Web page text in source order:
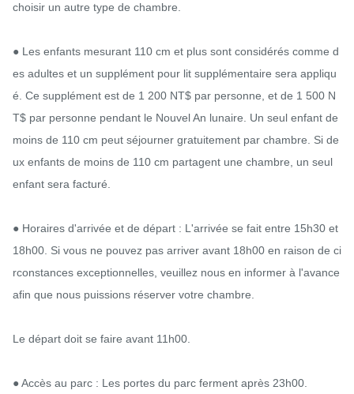
choisir un autre type de chambre.
● Les enfants mesurant 110 cm et plus sont considérés comme d
es adultes et un supplément pour lit supplémentaire sera appliqu
é. Ce supplément est de 1 200 NT$ par personne, et de 1 500 N
T$ par personne pendant le Nouvel An lunaire. Un seul enfant de
moins de 110 cm peut séjourner gratuitement par chambre. Si de
ux enfants de moins de 110 cm partagent une chambre, un seul
enfant sera facturé.
● Horaires d'arrivée et de départ : L'arrivée se fait entre 15h30 et
18h00. Si vous ne pouvez pas arriver avant 18h00 en raison de ci
rconstances exceptionnelles, veuillez nous en informer à l'avance
afin que nous puissions réserver votre chambre.
Le départ doit se faire avant 11h00.
● Accès au parc : Les portes du parc ferment après 23h00.